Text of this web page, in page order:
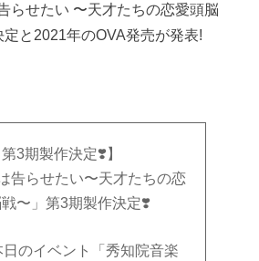
らせたい 〜天才たちの恋愛頭脳
と2021年のOVA発売が発表!
第3期製作決定❣️】
告らせたい〜天才たちの恋
〜」第3期製作決定❣️
日のイベント「秀知院音楽